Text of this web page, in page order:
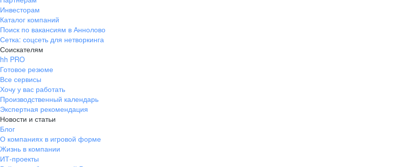
Инвесторам
Каталог компаний
Поиск по вакансиям в Аннолово
Сетка: соцсеть для нетворкинга
Соискателям
hh PRO
Готовое резюме
Все сервисы
Хочу у вас работать
Производственный календарь
Экспертная рекомендация
Новости и статьи
Блог
О компаниях в игровой форме
Жизнь в компании
ИТ-проекты